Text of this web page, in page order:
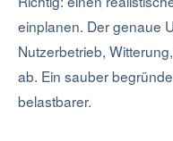
einplanen. Der genaue
Nutzerbetrieb,
ab. Ein sauber
belastbarer.